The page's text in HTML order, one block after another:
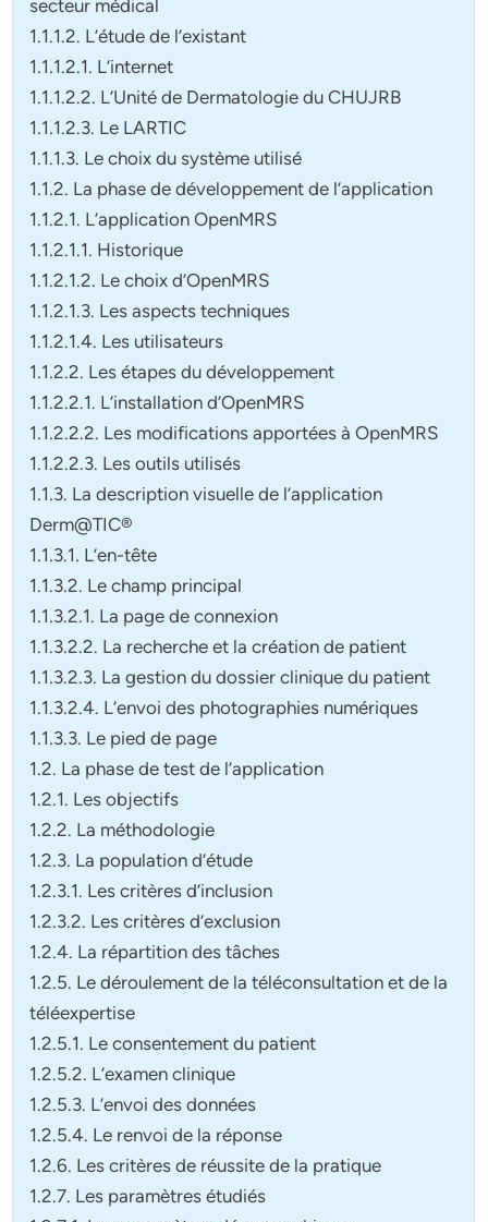
secteur médical
1.1.1.2. L’étude de l’existant
1.1.1.2.1. L’internet
1.1.1.2.2. L’Unité de Dermatologie du CHUJRB
1.1.1.2.3. Le LARTIC
1.1.1.3. Le choix du système utilisé
1.1.2. La phase de développement de l’application
1.1.2.1. L’application OpenMRS
1.1.2.1.1. Historique
1.1.2.1.2. Le choix d’OpenMRS
1.1.2.1.3. Les aspects techniques
1.1.2.1.4. Les utilisateurs
1.1.2.2. Les étapes du développement
1.1.2.2.1. L’installation d’OpenMRS
1.1.2.2.2. Les modifications apportées à OpenMRS
1.1.2.2.3. Les outils utilisés
1.1.3. La description visuelle de l’application
Derm@TIC®
1.1.3.1. L’en-tête
1.1.3.2. Le champ principal
1.1.3.2.1. La page de connexion
1.1.3.2.2. La recherche et la création de patient
1.1.3.2.3. La gestion du dossier clinique du patient
1.1.3.2.4. L’envoi des photographies numériques
1.1.3.3. Le pied de page
1.2. La phase de test de l’application
1.2.1. Les objectifs
1.2.2. La méthodologie
1.2.3. La population d’étude
1.2.3.1. Les critères d’inclusion
1.2.3.2. Les critères d’exclusion
1.2.4. La répartition des tâches
1.2.5. Le déroulement de la téléconsultation et de la
téléexpertise
1.2.5.1. Le consentement du patient
1.2.5.2. L’examen clinique
1.2.5.3. L’envoi des données
1.2.5.4. Le renvoi de la réponse
1.2.6. Les critères de réussite de la pratique
1.2.7. Les paramètres étudiés